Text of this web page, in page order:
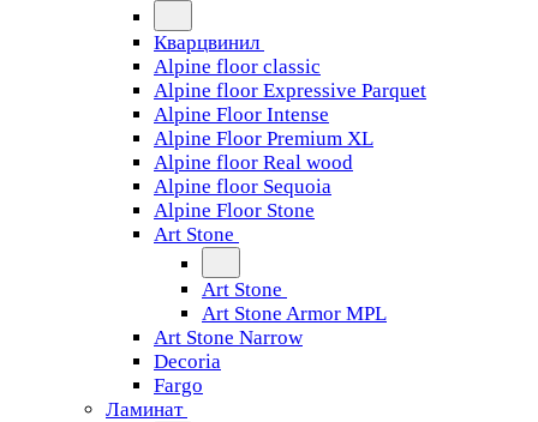
Кварцвинил
Alpine floor classic
Alpine floor Expressive Parquet
Alpine Floor Intense
Alpine Floor Premium XL
Alpine floor Real wood
Alpine floor Sequoia
Alpine Floor Stone
Art Stone
Art Stone
Art Stone Armor MPL
Art Stone Narrow
Decoria
Fargo
Ламинат